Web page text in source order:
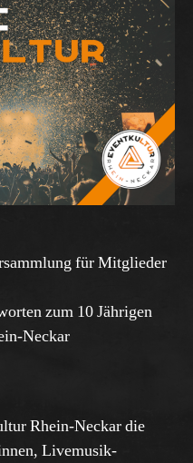
für Mitglieder
zum 10 Jährigen
Neckar
Rhein-Neckar die
Livemusik-